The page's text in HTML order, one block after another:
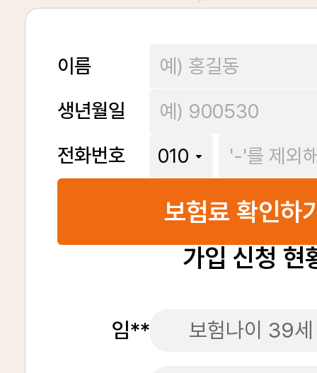
이름
생년월일
전화번호
보험료 확인하
가입 신청 현
임** 보험나이 39세